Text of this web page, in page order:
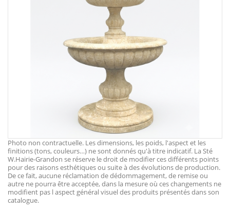
Photo non contractuelle. Les dimensions, les poids, l'aspect et les
finitions (tons, couleurs…) ne sont donnés qu'à titre indicatif. La Sté
W.Hairie-Grandon se réserve le droit de modifier ces différents points
pour des raisons esthétiques ou suite à des évolutions de production.
De ce fait, aucune réclamation de dédommagement, de remise ou
autre ne pourra être acceptée, dans la mesure où ces changements ne
modifient pas l aspect général visuel des produits présentés dans son
catalogue.